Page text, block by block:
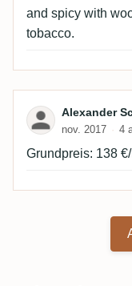
and spicy with
tobacco.
Avis deAlexander
nov. 2017 4
Grundpreis: 138